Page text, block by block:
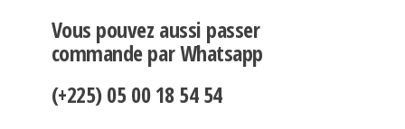
Vous pouvez aussi passer
commande par Whatsapp
(+225) 05 00 18 54 54